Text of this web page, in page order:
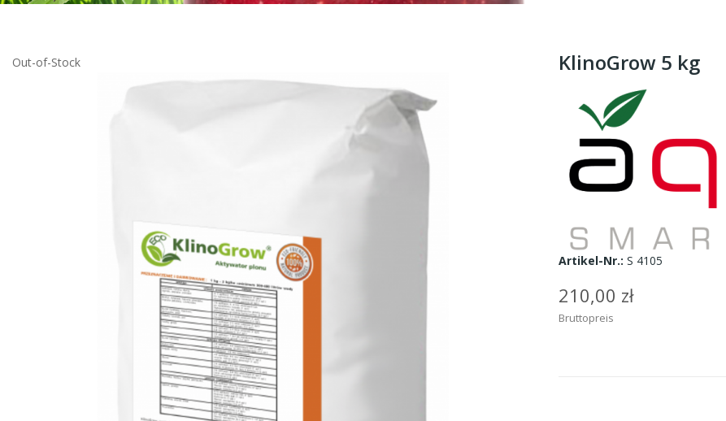
Out-of-Stock KlinoGrow 5 kg
Artikel-Nr.: S 4105
210,00 zł
Bruttopreis